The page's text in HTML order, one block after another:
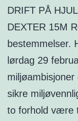
DRIFT PÅ
DEXTER 15M
bestemmelser.
lørdag 29
sikre
to forhold være